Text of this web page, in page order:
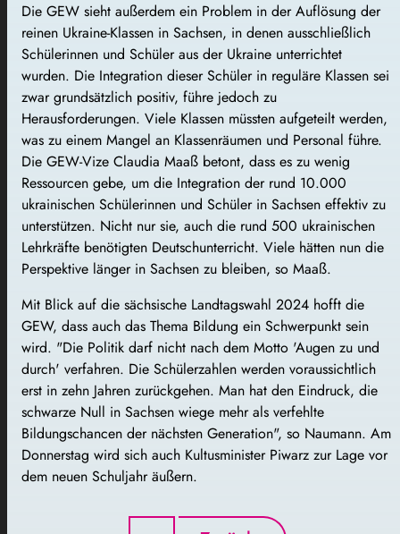
Die GEW sieht außerdem ein Problem in der Auflösung der
reinen Ukraine-Klassen in Sachsen, in denen ausschließlich
Schülerinnen und Schüler aus der Ukraine unterrichtet
wurden. Die Integration dieser Schüler in reguläre Klassen sei
zwar grundsätzlich positiv, führe jedoch zu
Herausforderungen. Viele Klassen müssten aufgeteilt werden,
was zu einem Mangel an Klassenräumen und Personal führe.
Die GEW-Vize Claudia Maaß betont, dass es zu wenig
Ressourcen gebe, um die Integration der rund 10.000
ukrainischen Schülerinnen und Schüler in Sachsen effektiv zu
unterstützen. Nicht nur sie, auch die rund 500 ukrainischen
Lehrkräfte benötigten Deutschunterricht. Viele hätten nun die
Perspektive länger in Sachsen zu bleiben, so Maaß.
Mit Blick auf die sächsische Landtagswahl 2024 hofft die
GEW, dass auch das Thema Bildung ein Schwerpunkt sein
wird. "Die Politik darf nicht nach dem Motto 'Augen zu und
durch' verfahren. Die Schülerzahlen werden voraussichtlich
erst in zehn Jahren zurückgehen. Man hat den Eindruck, die
schwarze Null in Sachsen wiege mehr als verfehlte
Bildungschancen der nächsten Generation", so Naumann. Am
Donnerstag wird sich auch Kultusminister Piwarz zur Lage vor
dem neuen Schuljahr äußern.